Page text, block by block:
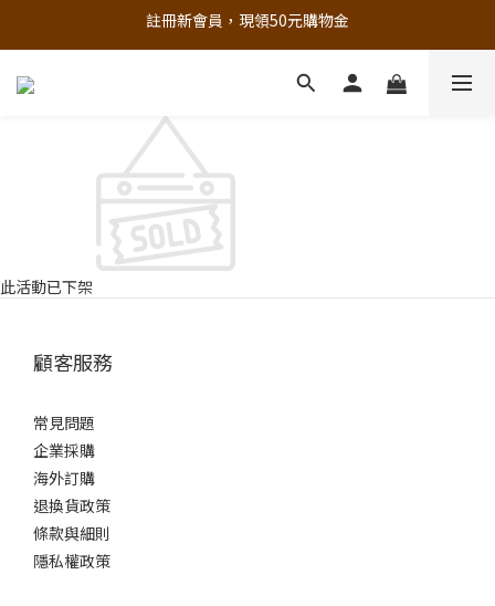
追蹤歐樂芬的Facebook，隨時掌握最新資訊！
註冊新會員，現領50元購物金
追蹤歐樂芬的Facebook，隨時掌握最新資訊！
此活動已下架
顧客服務
常見問題
企業採購
海外訂購
退換貨政策
條款與細則
隱私權政策